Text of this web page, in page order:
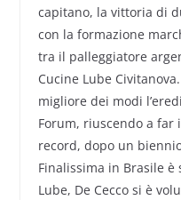
capitano, la vittoria di
con la formazione
tra il palleggiatore
Cucine Lube
migliore dei modi
Forum, riuscendo a
record, dopo un
Finalissima in Brasile è
Lube, De Cecco si è